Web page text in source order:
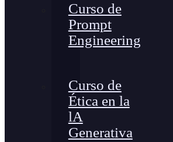
Curso de
Prompt
Engineering
Curso de
Ética en la
lA
Generativa